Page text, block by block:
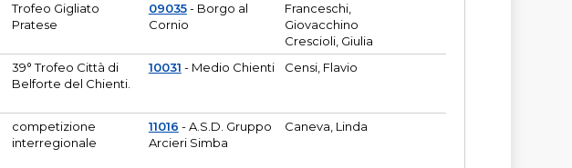
Trofeo Gigliato
Pratese
09035- Borgo al
Cornio
Franceschi,
Giovacchino
Crescioli, Giulia
39° Trofeo Città di
Belforte del Chienti.
10031 - Medio Chienti Censi, Flavio
competizione
interregionale
11016 - A.S.D. Gruppo
Arcieri Simba
Caneva, Linda